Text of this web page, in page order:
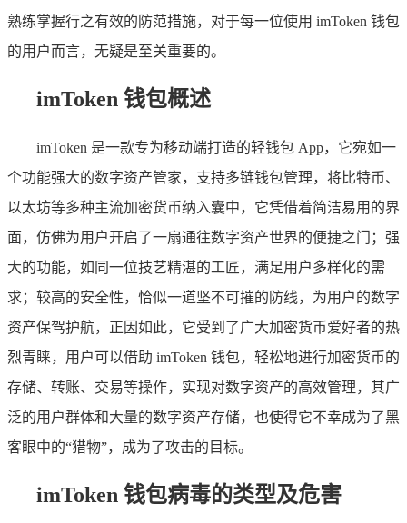
熟练掌握行之有效的防范措施，对于每一位使用 imToken 钱包
的用户而言，无疑是至关重要的。
imToken 钱包概述
imToken 是一款专为移动端打造的轻钱包 App，它宛如一
个功能强大的数字资产管家，支持多链钱包管理，将比特币、
以太坊等多种主流加密货币纳入囊中，它凭借着简洁易用的界
面，仿佛为用户开启了一扇通往数字资产世界的便捷之门；强
大的功能，如同一位技艺精湛的工匠，满足用户多样化的需
求；较高的安全性，恰似一道坚不可摧的防线，为用户的数字
资产保驾护航，正因如此，它受到了广大加密货币爱好者的热
烈青睐，用户可以借助 imToken 钱包，轻松地进行加密货币的
存储、转账、交易等操作，实现对数字资产的高效管理，其广
泛的用户群体和大量的数字资产存储，也使得它不幸成为了黑
客眼中的“猎物”，成为了攻击的目标。
imToken 钱包病毒的类型及危害